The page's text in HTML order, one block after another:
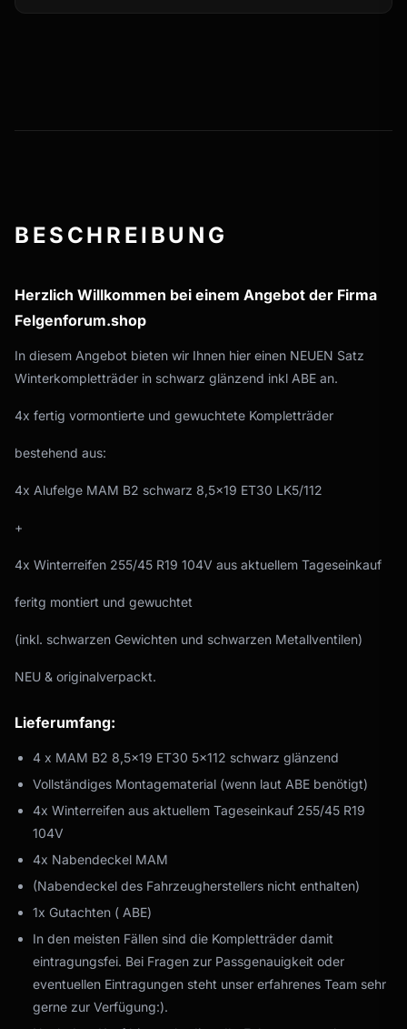
BESCHREIBUNG
Herzlich Willkommen bei einem Angebot der Firma
Felgenforum.shop
In diesem Angebot bieten wir Ihnen hier einen NEUEN Satz
Winterkompletträder in schwarz glänzend inkl ABE an.
4x fertig vormontierte und gewuchtete Kompletträder
bestehend aus:
4x Alufelge MAM B2 schwarz 8,5x19 ET30 LK5/112
+
4x Winterreifen 255/45 R19 104V aus aktuellem Tageseinkauf
feritg montiert und gewuchtet
(inkl. schwarzen Gewichten und schwarzen Metallventilen)
NEU & originalverpackt.
Lieferumfang:
4 x MAM B2 8,5x19 ET30 5x112 schwarz glänzend
Vollständiges Montagematerial (wenn laut ABE benötigt)
4x Winterreifen aus aktuellem Tageseinkauf 255/45 R19
104V
4x Nabendeckel MAM
(Nabendeckel des Fahrzeugherstellers nicht enthalten)
1x Gutachten ( ABE)
In den meisten Fällen sind die Kompletträder damit
eintragungsfei. Bei Fragen zur Passgenauigkeit oder
eventuellen Eintragungen steht unser erfahrenes Team sehr
gerne zur Verfügung:).